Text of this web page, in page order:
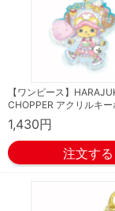
【ワンピース】
1,430円